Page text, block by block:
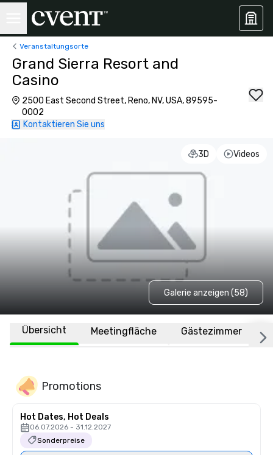
Veranstaltungsorte
Grand Sierra Resort and
Casino
2500 East Second Street, Reno, NV, USA, 89595-
0002
Kontaktieren Sie uns
3D Videos
Galerie anzeigen (58)
Übersicht Meetingfläche Gästezimmer
Promotions
Hot Dates, Hot Deals
06.07.2026 - 31.12.2027
Sonderpreise